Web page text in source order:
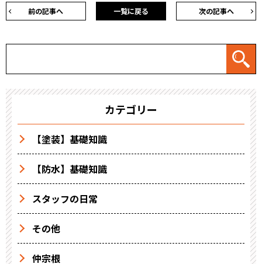
前の記事へ 次の記事へ
一覧に戻る
カテゴリー
【塗装】基礎知識
【防水】基礎知識
スタッフの日常
その他
仲宗根